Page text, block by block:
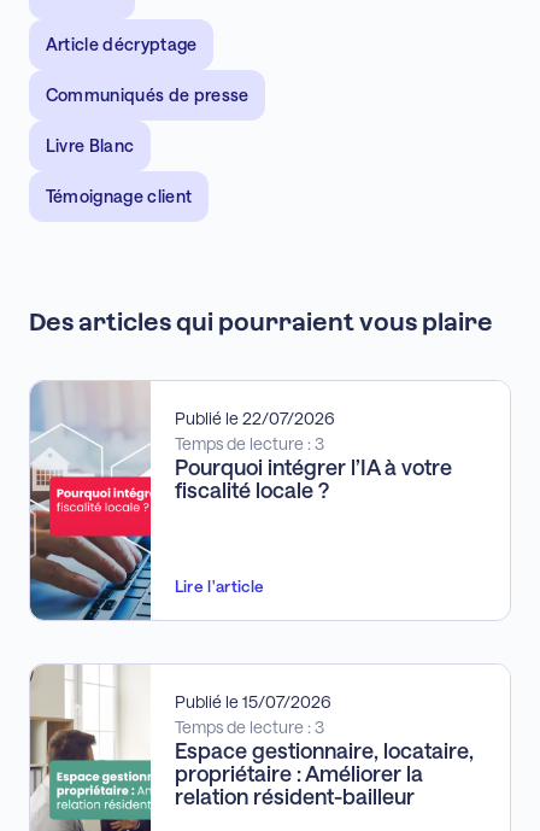
Article décryptage
Communiqués de presse
Livre Blanc
Témoignage client
Des articles qui pourraient vous plaire
Publié le 22/07/2026
Temps de lecture : 3
Pourquoi intégrer l’IA à votre
fiscalité locale ?
Lire l'article
Publié le 15/07/2026
Temps de lecture : 3
Espace gestionnaire, locataire,
propriétaire : Améliorer la
relation résident-bailleur